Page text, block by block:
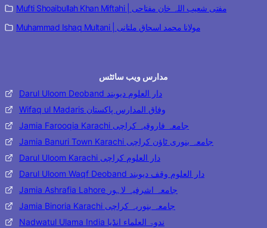
Mufti Shoaibullah Khan Miftahi | مفتی شعیب اللہ خان مفتاحی
Muhammad Ishaq Multani | مولانا محمد اسحاق ملتانی
مدارس ویب سائٹس
Darul Uloom Deoband دار العلوم دیوبند
Wifaq ul Madaris وفاق المدارس پاکستان
Jamia Farooqia Karachi جامعہ فاروقیہ کراچی
Jamia Banuri Town Karachi جامعہ بنوری ٹاؤن کراچی
Darul Uloom Karachi دار العلوم کراچی
Darul Uloom Waqf Deoband دار العلوم وقف دیوبند
Jamia Ashrafia Lahore جامعہ اشرفیہ لاہور
Jamia Binoria Karachi جامعہ بنوریہ کراچی
Nadwatul Ulama India ندوۃ العلماء انڈیا